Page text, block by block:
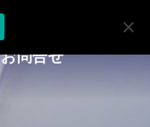
お問合せ